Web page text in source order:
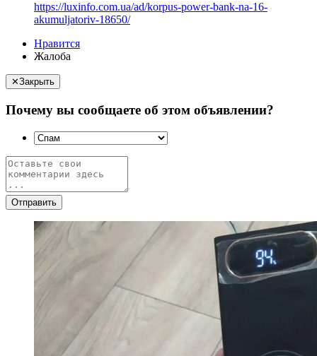
https://luxinfo.com.ua/ad/korpus-power-bank-na-16-
akumuljatoriv-18650/
Нравится
Жалоба
✕Закрыть
Почему вы сообщаете об этом объявлении?
Отправить